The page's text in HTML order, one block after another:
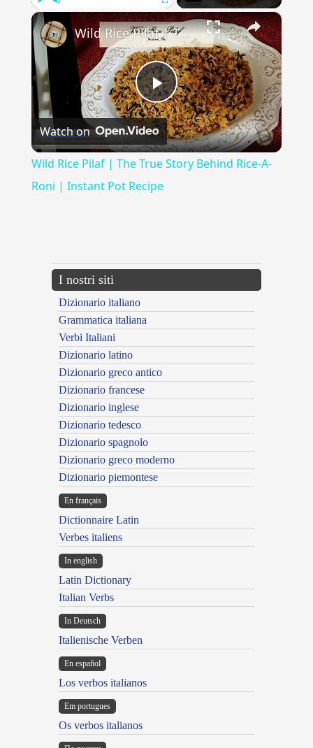
Play Fullscreen ×
Play
Video
Wild Rice Pilaf | The True Story Behind Rice-A-Roni | Instant Pot Recipe
Watch on
Wild Rice Pilaf | The True Story Behind Rice-A-
Roni | Instant Pot Recipe
I nostri siti
Dizionario italiano
Grammatica italiana
Verbi Italiani
Dizionario latino
Dizionario greco antico
Dizionario francese
Dizionario inglese
Dizionario tedesco
Dizionario spagnolo
Dizionario greco moderno
Dizionario piemontese
En français
Dictionnaire Latin
Verbes italiens
In english
Latin Dictionary
Italian Verbs
In Deutsch
Italienische Verben
En español
Los verbos italianos
Em portugues
Os verbos italianos